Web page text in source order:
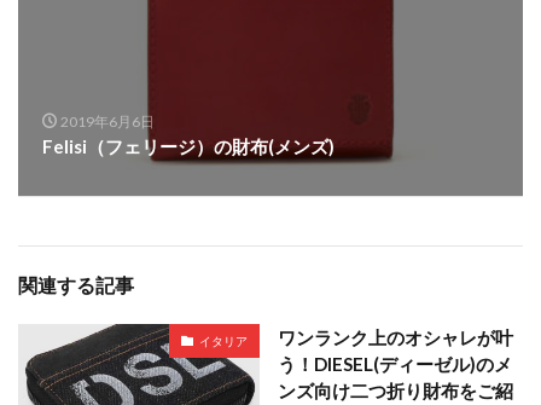
2019年6月6日
Felisi（フェリージ）の財布(メンズ)
関連する記事
イタリア
ワンランク上のオシャレが叶
う！DIESEL(ディーゼル)のメ
ンズ向け二つ折り財布をご紹